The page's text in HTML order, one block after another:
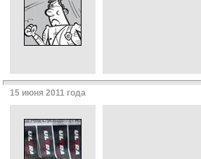
15 июня 2011 года